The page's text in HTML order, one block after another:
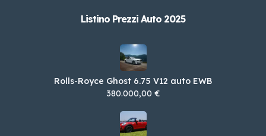
Listino Prezzi Auto 2025
Rolls-Royce Ghost 6.75 V12 auto EWB
380.000,00 €